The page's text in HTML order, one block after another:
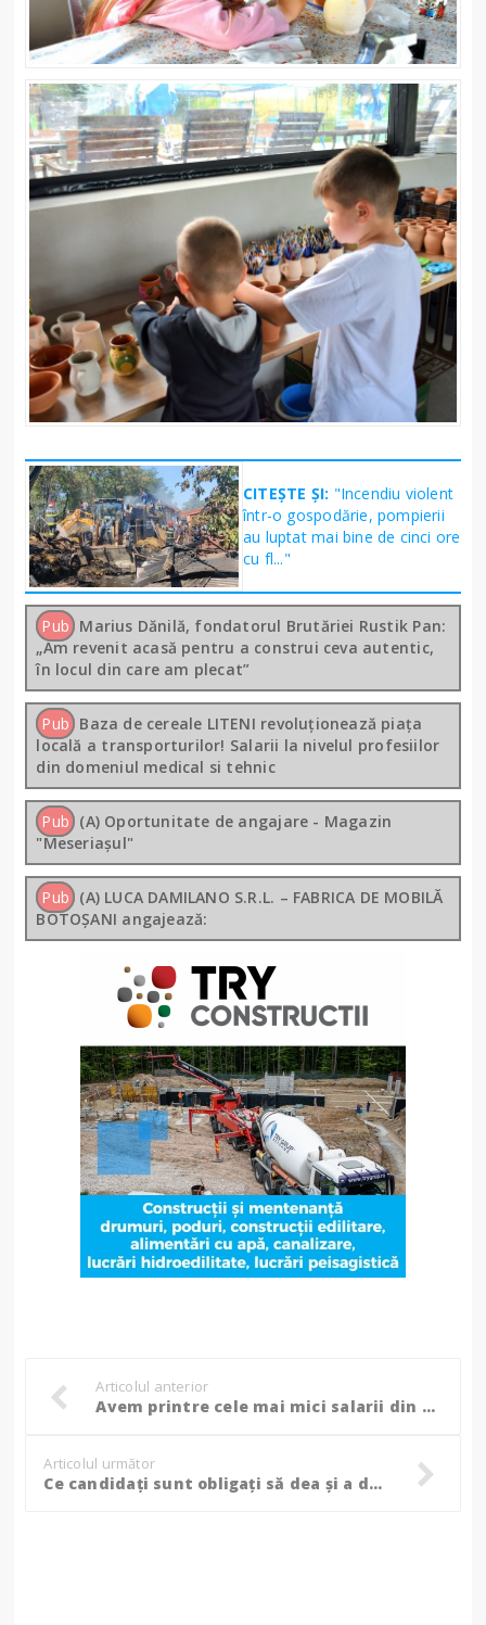
CITEȘTE ȘI: "Incendiu violent
într-o gospodărie, pompierii
au luptat mai bine de cinci ore
cu fl..."
Pub Marius Dănilă, fondatorul Brutăriei Rustik Pan:
„Am revenit acasă pentru a construi ceva autentic,
în locul din care am plecat”
Pub Baza de cereale LITENI revoluționează piața
locală a transporturilor! Salarii la nivelul profesiilor
din domeniul medical si tehnic
Pub (A) Oportunitate de angajare - Magazin
"Meseriașul"
Pub (A) LUCA DAMILANO S.R.L. – FABRICA DE MOBILĂ
BOTOȘANI angajează:
Articolul anterior
Avem printre cele mai mici salarii din România!
Articolul următor
Ce candidați sunt obligați să dea și a doua oară sala pentru permisul auto, chiar dacă au trecut o dată examenul teoretic!